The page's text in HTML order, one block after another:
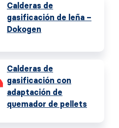
Calderas de
gasificación de leña –
Dokogen
Calderas de
gasificación con
adaptación de
quemador de pellets